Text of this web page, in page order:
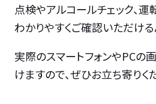
点検やアルコールチェック、
わかりやすくご確認いただける
実際のスマートフォンやPCの
けますので、ぜひお立ち寄りく